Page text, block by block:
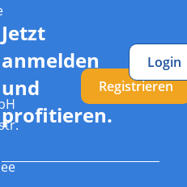
Jetzt
anmelden
und
profitieren.
Registrieren
Login